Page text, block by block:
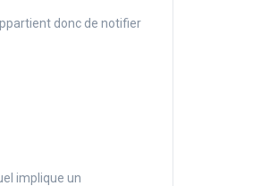
donc de notifier
implique un